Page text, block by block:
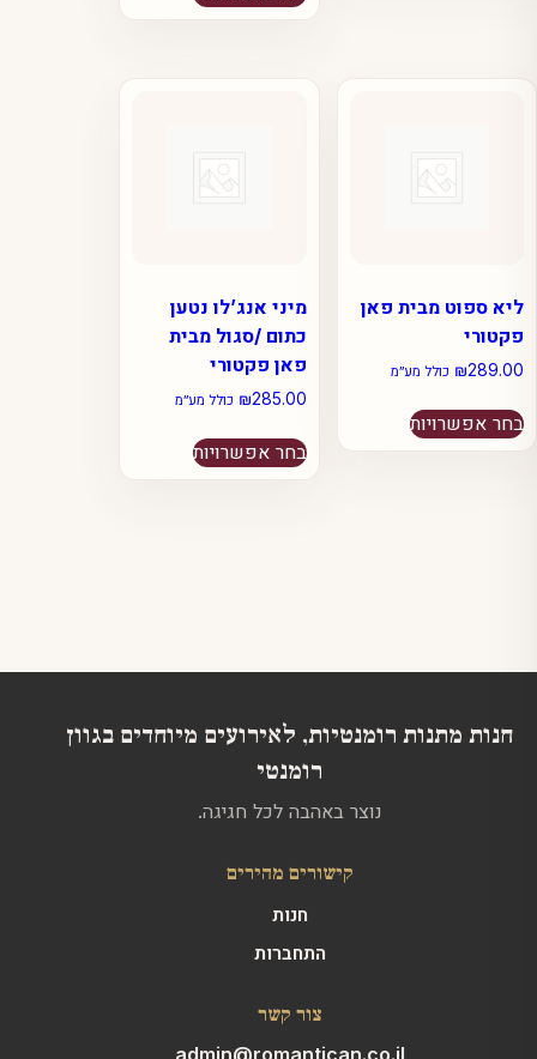
מיני אנג’לו נטען
כתום /סגול מבית
פאן פקטורי
₪285.00 כולל מע״מ
בחר אפשרויותזה
ליא ספוט מבית פאן
פקטורי
₪289.00 כולל מע״מ
בחר אפשרויותזה
חנות מתנות רומנטיות, לאירועים מיוחדים בגוון
רומנטי
נוצר באהבה לכל חגיגה.
קישורים מהירים
חנות
התחברות
צור קשר
admin@romantican.co.il